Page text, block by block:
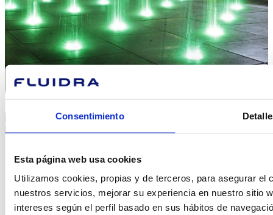
Consentimiento
Esta página web usa cookies
Utilizamos cookies, propias y de terceros, para asegurar el
nuestros servicios, mejorar su experiencia en nuestro sitio
intereses según el perfil basado en sus hábitos de